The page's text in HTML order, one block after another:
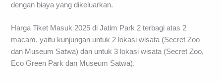
dengan biaya yang dikeluarkan.
Harga Tiket Masuk 2025 di Jatim Park 2 terbagi atas 2
macam, yaitu kunjungan untuk 2 lokasi wisata (Secret Zoo
dan Museum Satwa) dan untuk 3 lokasi wisata (Secret Zoo,
Eco Green Park dan Museum Satwa).